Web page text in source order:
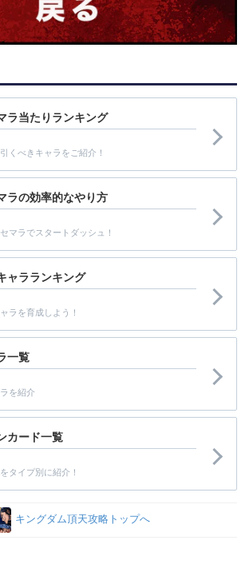
ラ当たりランキング
くべきキャラをご紹介！
ラの効率的なやり方
マラでスタートダッシュ！
ャラランキング
ラを育成しよう！
一覧
を紹介
カード一覧
タイプ別に紹介！
キングダム頂天攻略トップへ